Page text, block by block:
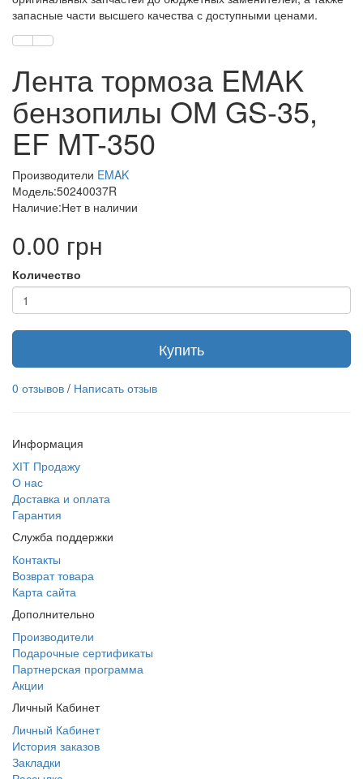
запасные части высшего качества с доступными ценами.
Лента тормоза EMAK
бензопилы OM GS-35,
EF MT-350
Производители EMAK
Модель:50240037R
Наличие:Нет в наличии
0.00 грн
Количество
Купить
0 отзывов / Написать отзыв
Информация
ХІТ Продажу
О нас
Доставка и оплата
Гарантия
Служба поддержки
Контакты
Возврат товара
Карта сайта
Дополнительно
Производители
Подарочные сертификаты
Партнерская программа
Акции
Личный Кабинет
Личный Кабинет
История заказов
Закладки